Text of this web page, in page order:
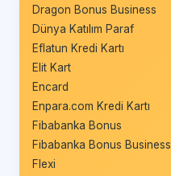
Dragon Bonus Business
Dünya Katılım Paraf
Eflatun Kredi Kartı
Elit Kart
Encard
Enpara.com Kredi Kartı
Fibabanka Bonus
Fibabanka Bonus Business
Flexi